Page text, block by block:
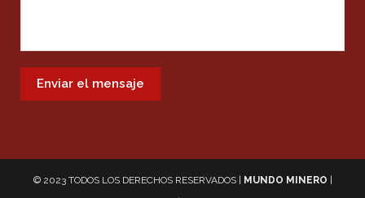
© 2023 TODOS LOS DERECHOS RESERVADOS | MUNDO MINERO